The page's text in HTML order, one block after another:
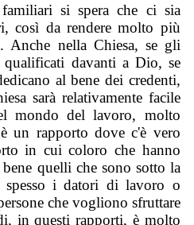
si spera che ci sia
così da rendere molto più
Anche nella Chiesa, se gli
qualificati davanti a Dio, se
al bene dei credenti,
sarà relativamente facile
mondo del lavoro, molto
un rapporto dove c'è vero
in cui coloro che hanno
quelli che sono sotto la
spesso i datori di lavoro o
che vogliono sfruttare
in questi rapporti, è molto